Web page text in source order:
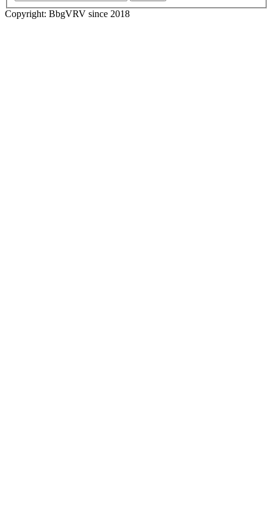
Copyright: BbgVRV since 2018